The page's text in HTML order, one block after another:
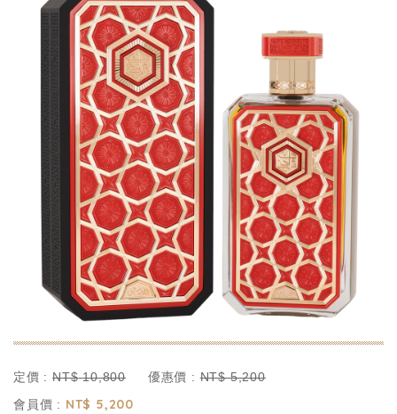
定價 : NT$ 10,800 優惠價 : NT$ 5,200
會員價 : NT$ 5,200